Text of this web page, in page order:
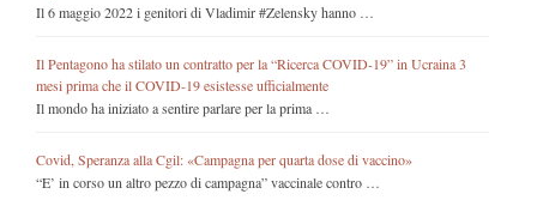
Il 6 maggio 2022 i genitori di Vladimir #Zelensky hanno …
Il Pentagono ha stilato un contratto per la “Ricerca COVID-19” in Ucraina 3
mesi prima che il COVID-19 esistesse ufficialmente
Il mondo ha iniziato a sentire parlare per la prima …
Covid, Speranza alla Cgil: «Campagna per quarta dose di vaccino»
“E’ in corso un altro pezzo di campagna” vaccinale contro …